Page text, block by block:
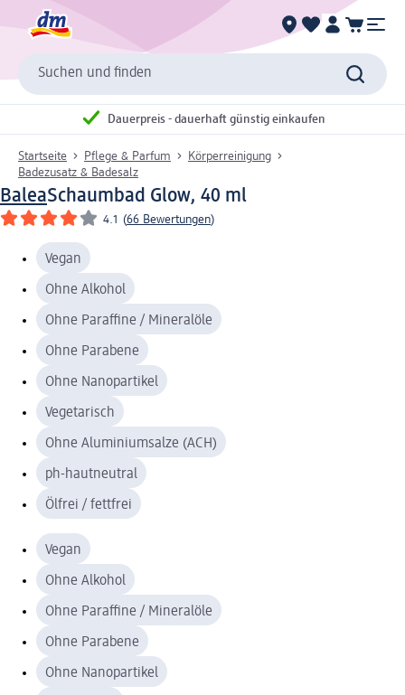
Suchen und finden
Dauerpreis - dauerhaft günstig einkaufen
Startseite Pflege & Parfum
Körperreinigung
Badezusatz & Badesalz
BaleaSchaumbad Glow, 40 ml
4.1 (66 Bewertungen)
Vegan
Ohne Alkohol
Ohne Paraffine / Mineralöle
Ohne Parabene
Ohne Nanopartikel
Vegetarisch
Ohne Aluminiumsalze (ACH)
ph-hautneutral
Ölfrei / fettfrei
Vegan
Ohne Alkohol
Ohne Paraffine / Mineralöle
Ohne Parabene
Ohne Nanopartikel